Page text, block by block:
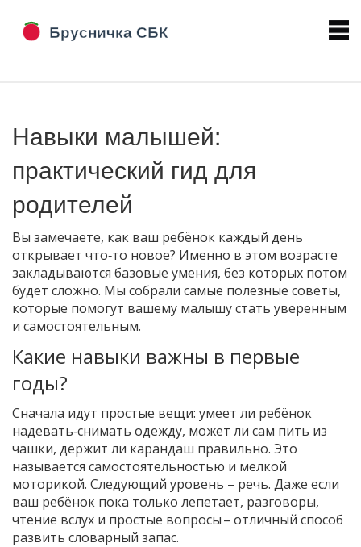
Навыки малышей:
практический гид для
родителей
Вы замечаете, как ваш ребёнок каждый день
открывает что‑то новое? Именно в этом возрасте
закладываются базовые умения, без которых потом
будет сложно. Мы собрали самые полезные советы,
которые помогут вашему малышу стать уверенным
и самостоятельным.
Какие навыки важны в первые
годы?
Сначала идут простые вещи: умеет ли ребёнок
надевать‑снимать одежду, может ли сам пить из
чашки, держит ли карандаш правильно. Это
называется самостоятельностью и мелкой
моторикой. Следующий уровень – речь. Даже если
ваш ребёнок пока только лепетает, разговоры,
чтение вслух и простые вопросы – отличный способ
развить словарный запас.